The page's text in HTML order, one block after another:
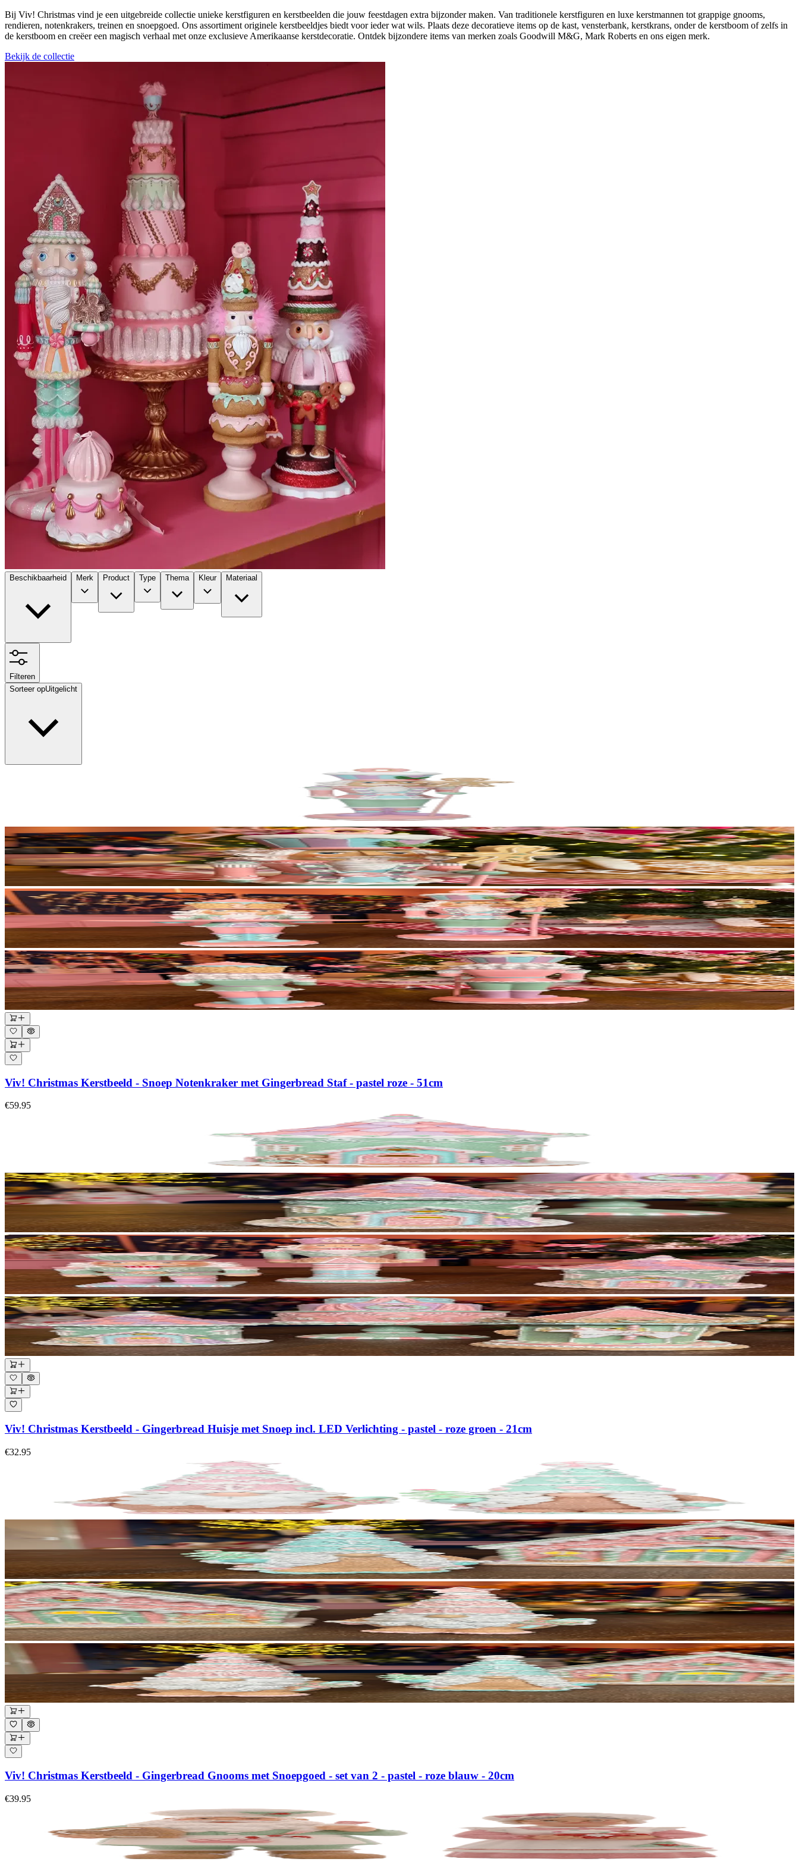
Bij Viv! Christmas vind je een uitgebreide collectie unieke kerstfiguren en kerstbeelden die jouw feestdagen extra bijzonder maken. Van traditionele kerstfiguren en luxe kerstmannen tot grappige gnooms,
rendieren, notenkrakers, treinen en snoepgoed. Ons assortiment originele kerstbeeldjes biedt voor ieder wat wils. Plaats deze decoratieve items op de kast, vensterbank, kerstkrans, onder de kerstboom of zelfs in
de kerstboom en creëer een magisch verhaal met onze exclusieve Amerikaanse kerstdecoratie. Ontdek bijzondere items van merken zoals Goodwill M&G, Mark Roberts en ons eigen merk.
Bekijk de collectie
Beschikbaarheid Merk Product Type Thema Kleur Materiaal
Filteren
Sorteer opUitgelicht
Viv! Christmas Kerstbeeld - Snoep Notenkraker met Gingerbread Staf - pastel roze - 51cm
€59.95
Viv! Christmas Kerstbeeld - Gingerbread Huisje met Snoep incl. LED Verlichting - pastel - roze groen - 21cm
€32.95
Viv! Christmas Kerstbeeld - Gingerbread Gnooms met Snoepgoed - set van 2 - pastel - roze blauw - 20cm
€39.95